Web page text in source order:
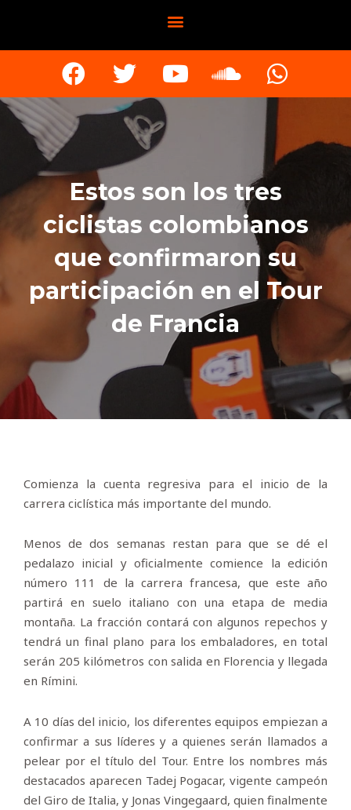
Estos son los tres
ciclistas colombianos
que confirmaron su
participación en el Tour
de Francia
Comienza la cuenta regresiva para el inicio de la
carrera ciclística más importante del mundo.
Menos de dos semanas restan para que se dé el
pedalazo inicial y oficialmente comience la edición
número 111 de la carrera francesa, que este año
partirá en suelo italiano con una etapa de media
montaña. La fracción contará con algunos repechos y
tendrá un final plano para los embaladores, en total
serán 205 kilómetros con salida en Florencia y llegada
en Rímini.
A 10 días del inicio, los diferentes equipos empiezan a
confirmar a sus líderes y a quienes serán llamados a
pelear por el título del Tour. Entre los nombres más
destacados aparecen Tadej Pogacar, vigente campeón
del Giro de Italia, y Jonas Vingegaard, quien finalmente